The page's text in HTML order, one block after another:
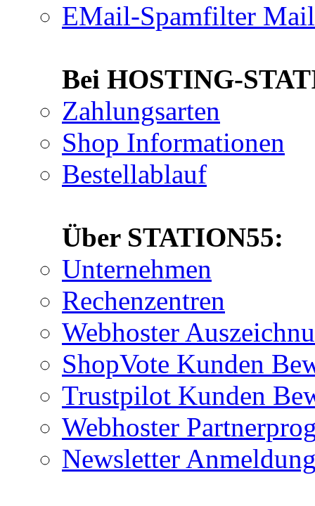
EMail-Spamfilter
Bei HOSTING-
Zahlungsarten
Shop Informationen
Bestellablauf
Über STATION55:
Unternehmen
Rechenzentren
Webhoster
ShopVote Kunden
Trustpilot Kunden
Webhoster
Newsletter